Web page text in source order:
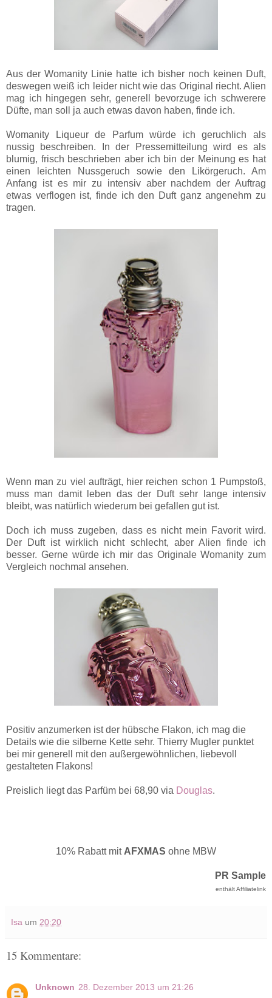
Aus der Womanity Linie hatte ich bisher noch keinen Duft,
deswegen weiß ich leider nicht wie das Original riecht. Alien
mag ich hingegen sehr, generell bevorzuge ich schwerere
Düfte, man soll ja auch etwas davon haben, finde ich.
Womanity Liqueur de Parfum würde ich geruchlich als
nussig beschreiben. In der Pressemitteilung wird es als
blumig, frisch beschrieben aber ich bin der Meinung es hat
einen leichten Nussgeruch sowie den Likörgeruch. Am
Anfang ist es mir zu intensiv aber nachdem der Auftrag
etwas verflogen ist, finde ich den Duft ganz angenehm zu
tragen.
Wenn man zu viel aufträgt, hier reichen schon 1 Pumpstoß,
muss man damit leben das der Duft sehr lange intensiv
bleibt, was natürlich wiederum bei gefallen gut ist.
Doch ich muss zugeben, dass es nicht mein Favorit wird.
Der Duft ist wirklich nicht schlecht, aber Alien finde ich
besser. Gerne würde ich mir das Originale Womanity zum
Vergleich nochmal ansehen.
Positiv anzumerken ist der hübsche Flakon, ich mag die
Details wie die silberne Kette sehr. Thierry Mugler punktet
bei mir generell mit den außergewöhnlichen, liebevoll
gestalteten Flakons!
Preislich liegt das Parfüm bei 68,90 via Douglas.
10% Rabatt mit AFXMAS ohne MBW
PR Sample
enthält Affiliatelink
Isa um 20:20
15 Kommentare:
Unknown 28. Dezember 2013 um 21:26